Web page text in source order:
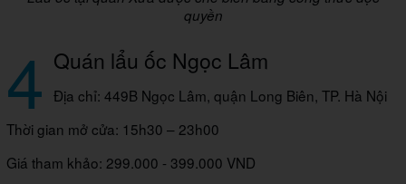
quyền
4 Quán lẩu ốc Ngọc Lâm
Địa chỉ: 449B Ngọc Lâm, quận Long Biên, TP. Hà Nội
Thời gian mở cửa: 15h30 – 23h00
Giá tham khảo: 299.000 - 399.000 VND